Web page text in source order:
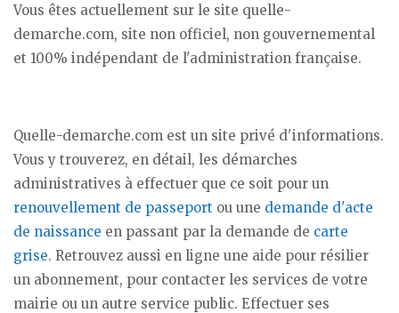
Vous êtes actuellement sur le site quelle-
demarche.com, site non officiel, non gouvernemental
et 100% indépendant de l'administration française.
Quelle-demarche.com est un site privé d'informations.
Vous y trouverez, en détail, les démarches
administratives à effectuer que ce soit pour un
renouvellement de passeport ou une demande d'acte
de naissance en passant par la demande de carte
grise. Retrouvez aussi en ligne une aide pour résilier
un abonnement, pour contacter les services de votre
mairie ou un autre service public. Effectuer ses